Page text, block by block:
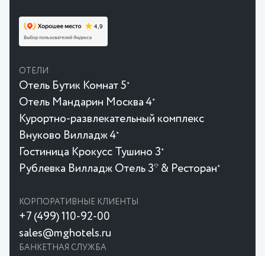
ОТЕЛИ
Отель Бутик Комнат 5★
Отель Мандарин Москва 4★
Курортно-развлекательный комплекс
Внуково Вилладж 4★
Гостиница Крокусc Тушино 3★
Рублевка Вилладж Отель 3* & Ресторан★
КОРПОРАТИВНЫЕ КЛИЕНТЫ
+7 (499) 110-92-00
sales@mghotels.ru
БАНКЕТНАЯ СЛУЖБА